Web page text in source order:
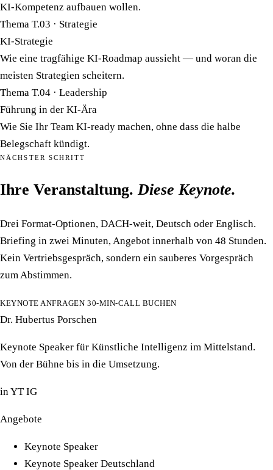
KI-Kompetenz aufbauen wollen.
Thema T.03 · Strategie
KI-Strategie
Wie eine tragfähige KI-Roadmap aussieht — und woran die
meisten Strategien scheitern.
Thema T.04 · Leadership
Führung in der KI-Ära
Wie Sie Ihr Team KI-ready machen, ohne dass die halbe
Belegschaft kündigt.
NÄCHSTER SCHRITT
Ihre Veranstaltung. Diese Keynote.
Drei Format-Optionen, DACH-weit, Deutsch oder Englisch.
Briefing in zwei Minuten, Angebot innerhalb von 48 Stunden.
Kein Vertriebsgespräch, sondern ein sauberes Vorgespräch
zum Abstimmen.
KEYNOTE ANFRAGEN 30-MIN-CALL BUCHEN
Dr. Hubertus Porschen
Keynote Speaker für Künstliche Intelligenz im Mittelstand.
Von der Bühne bis in die Umsetzung.
inYT IG
Angebote
Keynote Speaker
Keynote Speaker Deutschland